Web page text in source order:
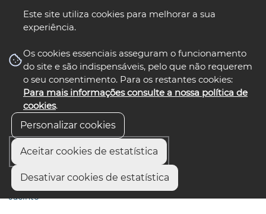
Este site utiliza cookies para melhorar a sua
experiência.
Os cookies essenciais asseguram o funcionamento
do site e são indispensáveis, pelo que não requerem
o seu consentimento. Para os restantes cookies:
Para mais informações consulte a nossa política de
cookies.
Personalizar cookies
Aceitar cookies de estatística
Desativar cookies de estatística
nos select language
Início
Transferência de Recursos para a Junta de Freguesia de São
Jacinto